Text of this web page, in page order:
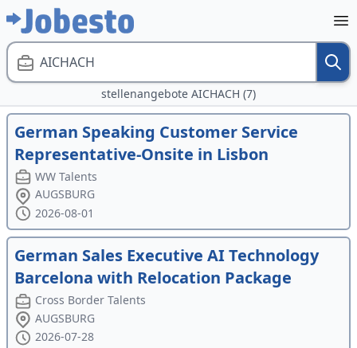
AICHACH
stellenangebote AICHACH (7)
German Speaking Customer Service
Representative-Onsite in Lisbon
WW Talents
AUGSBURG
2026-08-01
German Sales Executive AI Technology
Barcelona with Relocation Package
Cross Border Talents
AUGSBURG
2026-07-28